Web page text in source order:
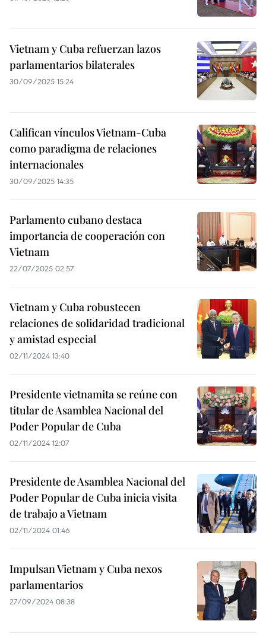
Vietnam y Cuba refuerzan lazos
parlamentarios bilaterales
30/09/2025 15:24
Califican vínculos Vietnam-Cuba
como paradigma de relaciones
internacionales
30/09/2025 14:35
Parlamento cubano destaca
importancia de cooperación con
Vietnam
22/07/2025 02:57
Vietnam y Cuba robustecen
relaciones de solidaridad tradicional
y amistad especial
02/11/2024 13:40
Presidente vietnamita se reúne con
titular de Asamblea Nacional del
Poder Popular de Cuba
02/11/2024 12:07
Presidente de Asamblea Nacional del
Poder Popular de Cuba inicia visita
de trabajo a Vietnam
02/11/2024 01:46
Impulsan Vietnam y Cuba nexos
parlamentarios
27/09/2024 08:38